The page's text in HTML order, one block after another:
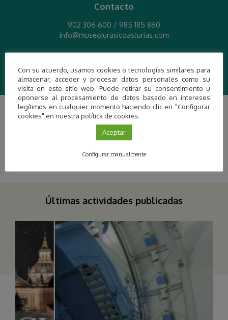
Contacto
902 306 600 / 985 185 860
info@museojurasicoasturias.com
Últimas actividades publicadas
Con su acuerdo, usamos cookies o tecnologías similares para
almacenar, acceder y procesar datos personales como su
visita en este sitio web. Puede retirar su consentimiento u
oponerse al procesamiento de datos basado en intereses
legítimos en cualquier momento haciendo clic en "Configurar
cookies" en nuestra política de cookies.
Aceptar
Configurar manualmente